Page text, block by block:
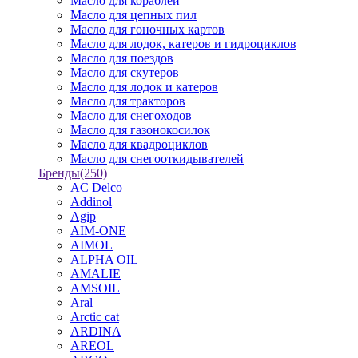
Масло для цепных пил
Масло для гоночных картов
Масло для лодок, катеров и гидроциклов
Масло для поездов
Масло для скутеров
Масло для лодок и катеров
Масло для тракторов
Масло для снегоходов
Масло для газонокосилок
Масло для квадроциклов
Масло для снегооткидывателей
Бренды(250)
AC Delco
Addinol
Agip
AIM-ONE
AIMOL
ALPHA OIL
AMALIE
AMSOIL
Aral
Arctic cat
ARDINA
AREOL